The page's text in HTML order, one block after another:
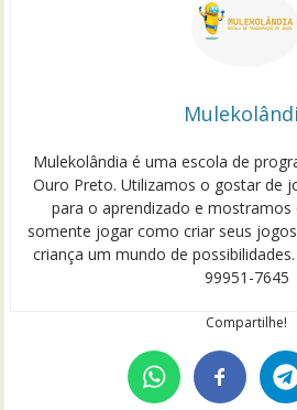
Mulekolândia é uma escola de
Ouro Preto. Utilizamos o gostar de
para o aprendizado e mostramos
somente jogar como criar seus
criança um mundo de
99951-7645
Compartilhe!